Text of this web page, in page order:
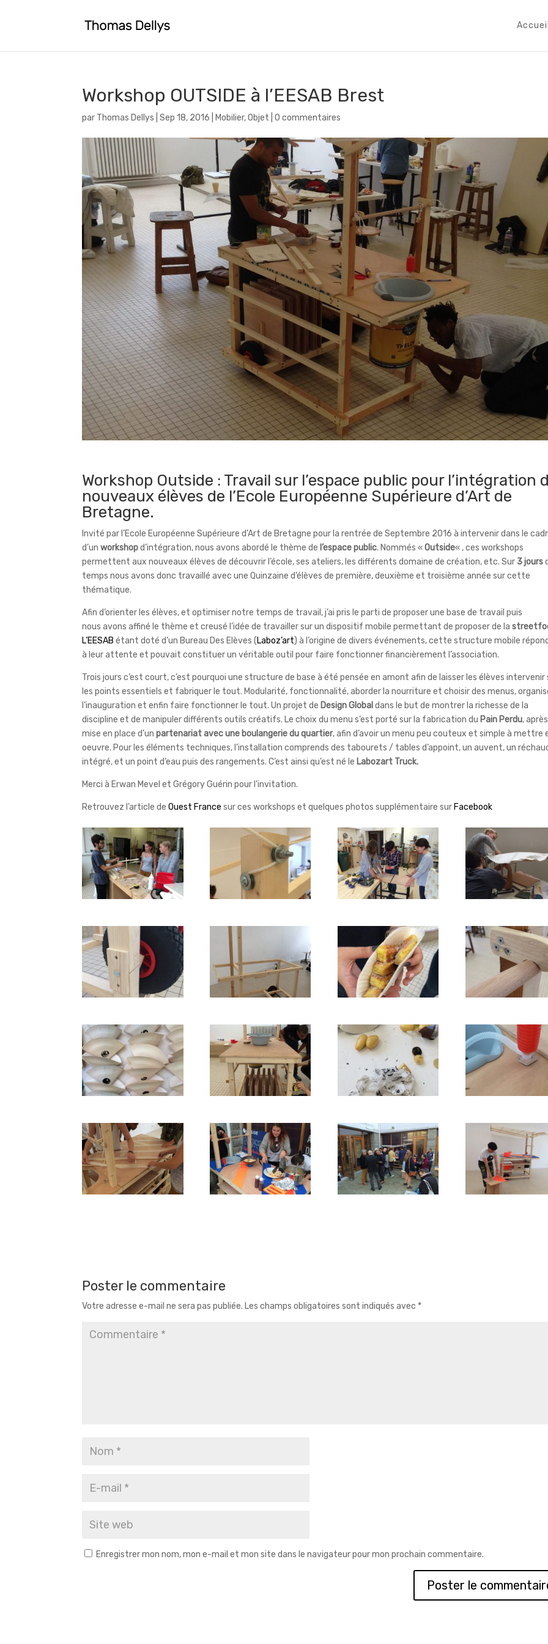
Accueil
Workshop OUTSIDE à l’EESAB Brest
par Thomas Dellys |Sep 18, 2016 Mobilier,Objet |0 commentaires
Workshop Outside : Travail sur l’espace public pour l’intégration
nouveaux élèves de l’Ecole Européenne Supérieure d’Art de
Bretagne.
Invité par l’Ecole Européenne Supérieure d’Art de Bretagne pour la rentrée de Septembre 2016 à intervenir dans le
d’unworkshopd’intégration, nous avons abordé le thème de l’espace public. Nommés «Outside« , ces workshops
permettent aux nouveaux élèves de découvrir l’école, ses ateliers, les différents domaine de création, etc. Sur 3 jours
temps nous avons donc travaillé avec une Quinzaine d’élèves de première, deuxième et troisième année sur cette
thématique.
Afin d’orienter les élèves, et optimiser notre temps de travail, j’ai pris le parti de proposer une base de travail puis
nous avons affiné le thème et creusé l’idée de travailler sur un dispositif mobile permettant de proposer de la
L’EESAB étant doté d’un Bureau Des Elèves (Laboz’art) à l’origine de divers événements, cette structure mobile
à leur attente et pouvait constituer un véritable outil pour faire fonctionner financièrement l’association.
Trois jours c’est court, c’est pourquoi une structure de base à été pensée en amont afin de laisser les élèves intervenir
les points essentiels et fabriquer le tout. Modularité, fonctionnalité, aborder la nourriture et choisir des menus,
l’inauguration et enfin faire fonctionner le tout. Un projet de Design Global dans le but de montrer la richesse de la
discipline et de manipuler différents outils créatifs. Le choix du menu s’est porté sur la fabrication du Pain Perdu,
mise en place d’unpartenariat avec une boulangerie du quartier, afin d’avoir un menu peu couteux et simple à mettre
oeuvre. Pour les éléments techniques, l’installation comprends des tabourets / tables d’appoint, un auvent, un
intégré, et un point d’eau puis des rangements. C’est ainsi qu’est né le Labozart Truck.
Merci à Erwan Mevel et Grégory Guérin pour l’invitation.
Retrouvez l’article deOuest France sur ces workshops et quelques photos supplémentaire sur Facebook
Poster le commentaire
Votre adresse e-mail ne sera pas publiée. Les champs obligatoires sont indiqués avec *
Enregistrer mon nom, mon e-mail et mon site dans le navigateur pour mon prochain commentaire.